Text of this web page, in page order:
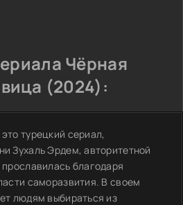
Чёрная
(2024):
турецкий сериал,
Зухаль Эрдем, авторитетной
благодаря
саморазвития. В своем
людям выбираться из